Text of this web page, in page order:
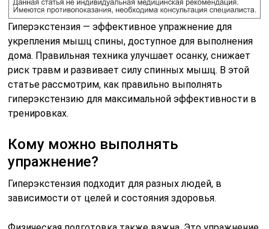
Гиперэкстензия — эффективное упражнение для
укрепления мышц спины, доступное для выполнения
дома. Правильная техника улучшает осанку, снижает
риск травм и развивает силу спинных мышц. В этой
статье рассмотрим, как правильно выполнять
гиперэкстензию для максимальной эффективности в
тренировках.
Кому можно выполнять
упражнение?
Гиперэкстензия подходит для разных людей, в
зависимости от целей и состояния здоровья.